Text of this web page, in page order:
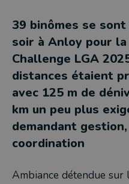
39 binômes se
soir à Anloy pour la
Challenge LGA
distances étaient
avec 125 m de
km un peu plus
demandant
coordination
Ambiance détendue sur